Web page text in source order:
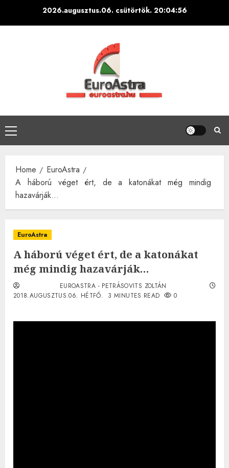
2026.augusztus.06. csütörtök. 20:04:58
Primary
Menu
Home
EuroAstra
A háború véget ért, de a katonákat még mindig
hazavárják…
EuroAstra
A háború véget ért, de a katonákat
még mindig hazavárják…
EUROASTRA - PETRÁSOVITS ZOLTÁN
2018.AUGUSZTUS.06. HÉTFŐ.
3 MINUTES READ 0